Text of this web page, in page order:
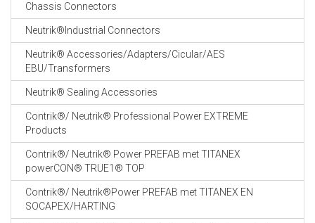
CABLE EQUIPEMENTS
Chassis Connectors
Neutrik®Industrial Connectors
Neutrik® Accessories/Adapters/Cicular/AES
EBU/Transformers
Neutrik® Sealing Accessories
Contrik®/ Neutrik® Professional Power EXTREME
Products
Contrik®/ Neutrik® Power PREFAB met TITANEX
powerCON® TRUE1® TOP
Contrik®/ Neutrik®Power PREFAB met TITANEX EN
SOCAPEX/HARTING